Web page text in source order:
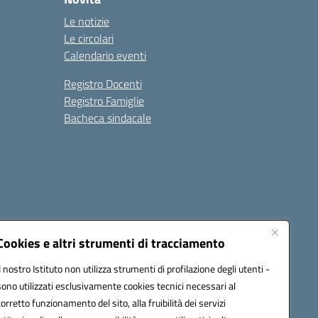
e altri strumenti di tracciamento
nostro Istituto non utilizza strumenti di profilazione degli utenti -
utilizzati esclusivamente cookies tecnici necessari al
funzionamento del sito, alla fruibilità dei servizi
Le notizie
Le circolari
Calendario eventi
Registro Docenti
Registro Famiglie
Bacheca sindacale